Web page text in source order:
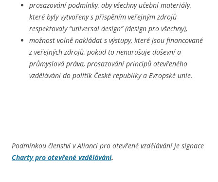
prosazování podmínky, aby všechny učební materiály,
které byly vytvořeny s přispěním veřejným zdrojů
respektovaly “universal design” (design pro všechny),
možnost volně nakládat s výstupy, které jsou financované
z veřejných zdrojů, pokud to nenarušuje duševní a
průmyslová práva, prosazování principů otevřeného
vzdělávání do politik České republiky a Evropské unie.
Podmínkou členství v Alianci pro otevřené vzdělávání je signace
Charty pro otevřené vzdělávání.